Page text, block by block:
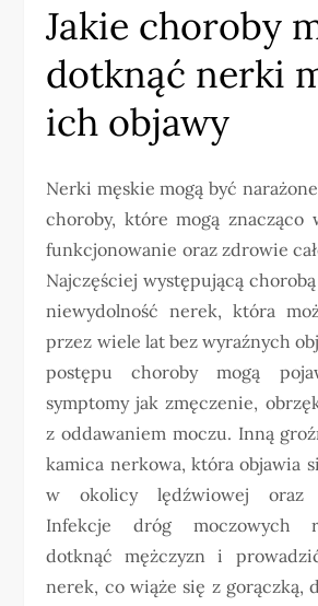
Jakie choroby
dotknąć nerki
ich objawy
Nerki męskie mogą być
choroby, które mogą znacząco
funkcjonowanie oraz zdrowie
Najczęściej występującą
niewydolność nerek, która
przez wiele lat bez wyraźnych
postępu choroby mogą
symptomy jak zmęczenie,
z oddawaniem moczu. Inną
kamica nerkowa, która objawia
w okolicy lędźwiowej oraz
Infekcje dróg moczowych
dotknąć mężczyzn i
nerek, co wiąże się z gorączką,